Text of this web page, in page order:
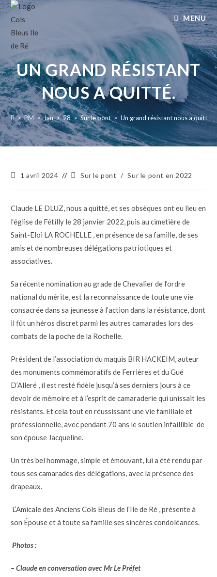
MENU
UN GRAND RÉSISTANT
NOUS A QUITTÉ.
> PM > Jan > 28 > Sur le pont > Un grand résistant nous a quitté.
1 avril 2024 Sur le pont / Sur le pont en 2022
Claude LE DLUZ, nous a quitté, et ses obsèques ont eu lieu en
l‘église de Fétilly le 28 janvier 2022, puis au cimetière de
Saint-Eloi LA ROCHELLE , en présence de sa famille, de ses
amis et de nombreuses délégations patriotiques et
associatives.
Sa récente nomination au grade de Chevalier de l’ordre
national du mérite, est la reconnaissance de toute une vie
consacrée dans sa jeunesse à l’action dans la résistance, dont
il fût un héros discret parmi les autres camarades lors des
combats de la poche de la Rochelle.
Président de l’association du maquis BIR HACKEIM, auteur
des monuments commémoratifs de Ferrières et du Gué
D’Alleré , il est resté fidèle jusqu’à ses derniers jours à ce
devoir de mémoire et à l’esprit de camaraderie qui unissait les
résistants. Et cela tout en réussissant une vie familiale et
professionnelle, avec pendant 70 ans le soutien infaillible de
son épouse Jacqueline.
Un très bel hommage, simple et émouvant, lui a été rendu par
tous ses camarades des délégations, avec la présence des
drapeaux.
L’Amicale des Anciens Cols Bleus de l’Ile de Ré , présente à
son Épouse et à toute sa famille ses sincères condoléances.
Photos :
– Claude en conversation avec Mr Le Préfet